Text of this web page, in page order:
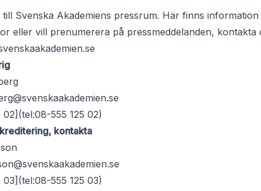
till Svenska Akademiens pressrum. Här finns information
eller vill prenumerera på pressmeddelanden, kontakta
02](tel:08-555 125 02)
kontakta
03](tel:08-555 125 03)